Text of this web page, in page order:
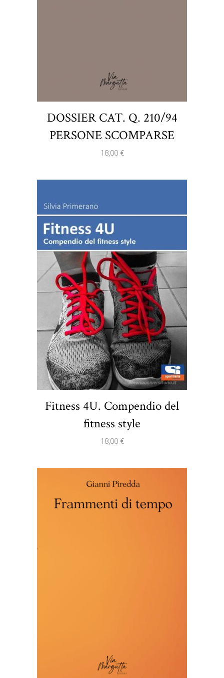
DOSSIER CAT. Q. 210/94
PERSONE SCOMPARSE
18,00 €
Fitness 4U. Compendio del
fitness style
18,00 €